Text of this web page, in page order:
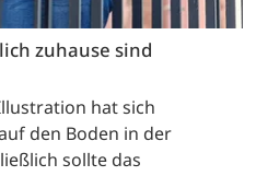
zuhause sind
hat sich
den Boden in der
sollte das